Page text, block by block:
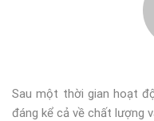
Sau một thời gian hoạt
đáng kể cả về chất lượng